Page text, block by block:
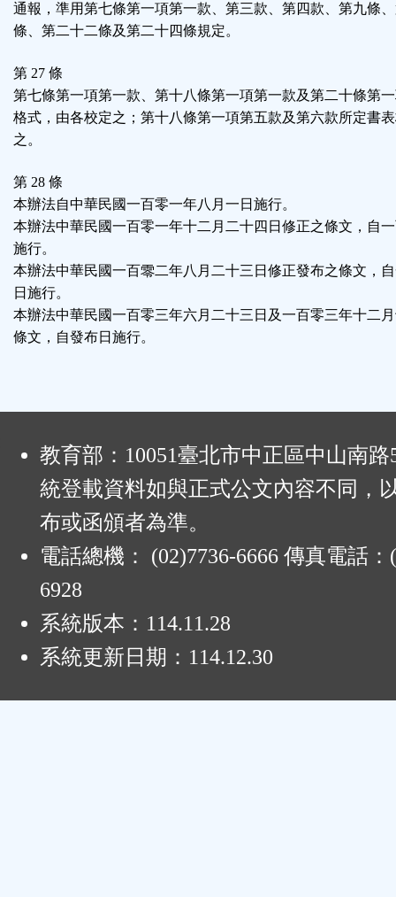
通報，準用第七條第一項第一款、第三款、第四款、第九條
條、第二十二條及第二十四條規定。
第 27 條
第七條第一項第一款、第十八條第一項第一款及第二十條第
格式，由各校定之；第十八條第一項第五款及第六款所定書
之。
第 28 條
本辦法自中華民國一百零一年八月一日施行。
本辦法中華民國一百零一年十二月二十四日修正之條文，自
施行。
本辦法中華民國一百零二年八月二十三日修正發布之條文，
日施行。
本辦法中華民國一百零三年六月二十三日及一百零三年十二
條文，自發布日施行。
教育部：10051臺北市中正區中山南
統登載資料如與正式公文內容不同，
布或函頒者為準。
電話總機： (02)7736-6666 傳真電話：
6928
系統版本： 114.11.28
系統更新日期： 114.12.30